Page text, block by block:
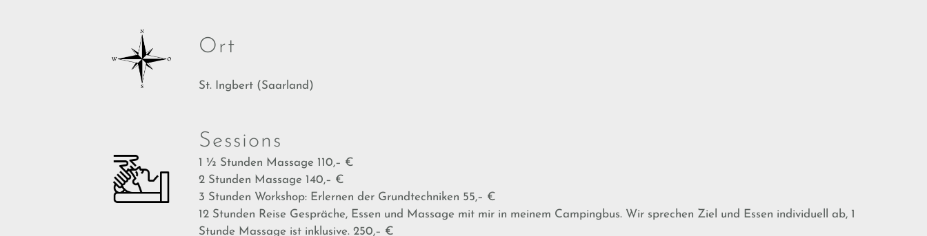
Ort
St. Ingbert (Saarland)
Sessions
1 ½ Stunden Massage 110,– €
2 Stunden Massage 140,– €
3 Stunden Workshop: Erlernen der Grundtechniken 55,– €
12 Stunden Reise Gespräche, Essen und Massage mit mir in meinem Campingbus. Wir sprechen Ziel und Essen individuell ab, 1
Stunde Massage ist inklusive. 250,– €